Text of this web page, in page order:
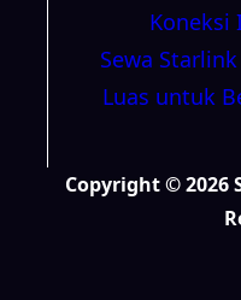
Koneksi
Sewa
Luas untuk
Copyright © 2026